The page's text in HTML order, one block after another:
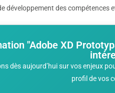
des compétences
"Adobe XD
dès aujourd’hui sur vos enjeux
profil de vos